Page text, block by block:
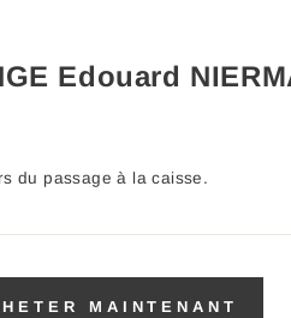
Edouard
du passage à la caisse.
MAINTENANT